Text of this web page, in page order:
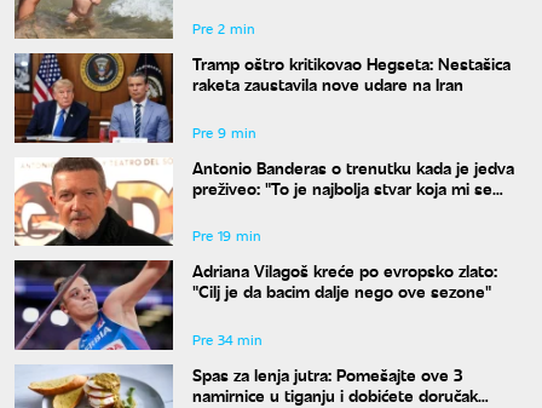
Pre 2 min
Tramp oštro kritikovao Hegseta: Nestašica
raketa zaustavila nove udare na Iran
Pre 9 min
Antonio Banderas o trenutku kada je jedva
preživeo: "To je najbolja stvar koja mi se
Pre 19 min
Adriana Vilagoš kreće po evropsko zlato:
"Cilj je da bacim dalje nego ove sezone"
Pre 34 min
Spas za lenja jutra: Pomešajte ove 3
namirnice u tiganju i dobićete doručak